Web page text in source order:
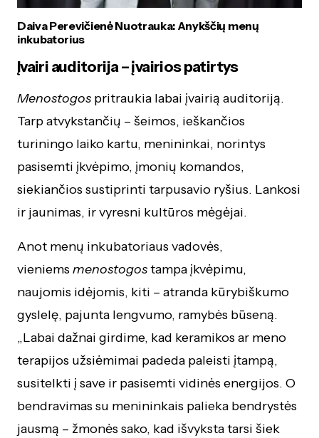
Daiva Perevičienė Nuotrauka: Anykščių menų
inkubatorius
Įvairi auditorija – įvairios patirtys
Menostogos pritraukia labai įvairią auditoriją.
Tarp atvykstančių – šeimos, ieškančios
turiningo laiko kartu, menininkai, norintys
pasisemti įkvėpimo, įmonių komandos,
siekiančios sustiprinti tarpusavio ryšius. Lankosi
ir jaunimas, ir vyresni kultūros mėgėjai.
Anot menų inkubatoriaus vadovės,
vieniems menostogostampa įkvėpimu,
naujomis idėjomis, kiti – atranda kūrybiškumo
gyslelę, pajunta lengvumo, ramybės būseną.
„Labai dažnai girdime, kad keramikos ar meno
terapijos užsiėmimai padeda paleisti įtampą,
susitelkti į save ir pasisemti vidinės energijos. O
bendravimas su menininkais palieka bendrystės
jausmą – žmonės sako, kad išvyksta tarsi šiek